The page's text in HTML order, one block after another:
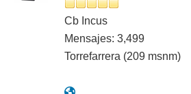
Cb Incus
Mensajes: 3,499
Torrefarrera (209 msnm)